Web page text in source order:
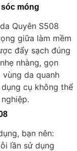
móng
Quyên S508
giữa làm mềm
đẩy sạch đúng
nhàng, gọn
da quanh
cụ không thể
bạn nên:
lần sử dụng